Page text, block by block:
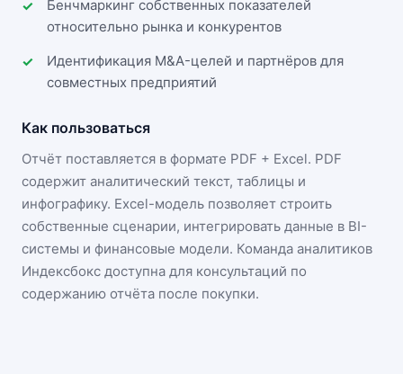
Бенчмаркинг собственных показателей
относительно рынка и конкурентов
Идентификация M&A-целей и партнёров для
совместных предприятий
Как пользоваться
Отчёт поставляется в формате PDF + Excel. PDF
содержит аналитический текст, таблицы и
инфографику. Excel-модель позволяет строить
собственные сценарии, интегрировать данные в BI-
системы и финансовые модели. Команда аналитиков
Индексбокс доступна для консультаций по
содержанию отчёта после покупки.